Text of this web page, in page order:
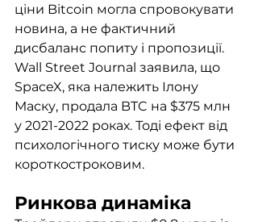
ціни Bitcoin могла спровокувати
новина, а не фактичний
дисбаланс попиту і пропозиції.
Wall Street Journal заявила, що
SpaceX, яка належить Ілону
Маску, продала BTC на $375 млн
у 2021-2022 роках. Тоді ефект від
психологічного тиску може бути
короткостроковим.
Ринкова динаміка